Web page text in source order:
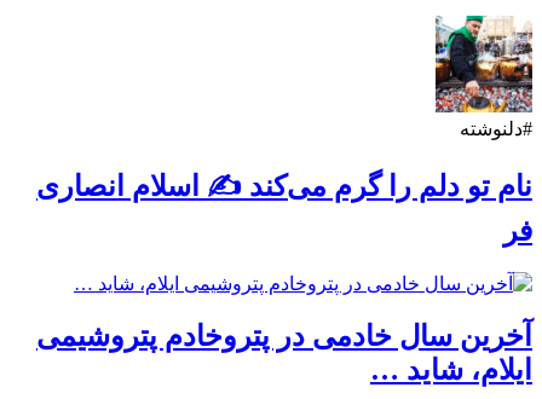
#دلنوشته
نام تو دلم را گرم می‌کند ✍️ اسلام انصاری
فر
آخرین سال خادمی در پتروخادم پتروشیمی
ایلام، شاید …